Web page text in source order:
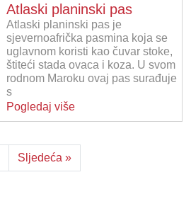
Atlaski planinski pas
Atlaski planinski pas je
sjevernoafrička pasmina koja se
uglavnom koristi kao čuvar stoke,
štiteći stada ovaca i koza. U svom
rodnom Maroku ovaj pas surađuje
s
Pogledaj više
Sljedeća »